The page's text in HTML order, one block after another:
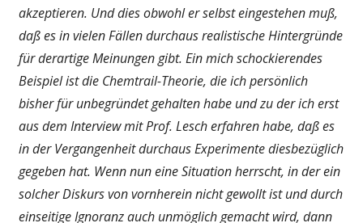
akzeptieren. Und dies obwohl er selbst eingestehen muß,
daß es in vielen Fällen durchaus realistische Hintergründe
für derartige Meinungen gibt. Ein mich schockierendes
Beispiel ist die Chemtrail-Theorie, die ich persönlich
bisher für unbegründet gehalten habe und zu der ich erst
aus dem Interview mit Prof. Lesch erfahren habe, daß es
in der Vergangenheit durchaus Experimente diesbezüglich
gegeben hat. Wenn nun eine Situation herrscht, in der ein
solcher Diskurs von vornherein nicht gewollt ist und durch
einseitige Ignoranz auch unmöglich gemacht wird, dann